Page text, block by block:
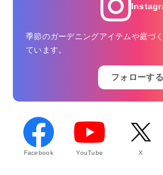
季節のガーデニングアイテムや庭づ
ています。
フォローする
Facebook YouTube X